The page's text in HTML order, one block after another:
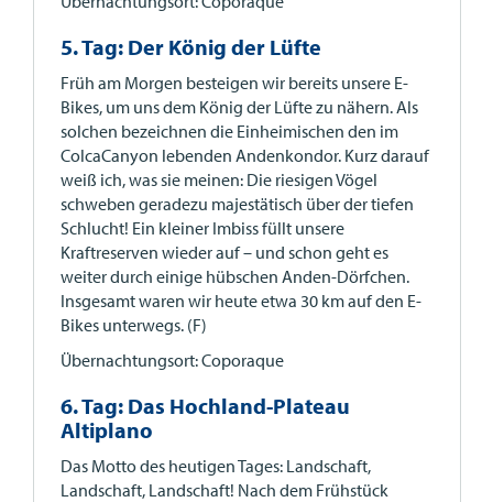
5. Tag: Der König der Lüfte
Früh am Morgen besteigen wir bereits unsere E-
Bikes, um uns dem König der Lüfte zu nähern. Als
solchen bezeichnen die Einheimischen den im
ColcaCanyon lebenden Andenkondor. Kurz darauf
weiß ich, was sie meinen: Die riesigen Vögel
schweben geradezu majestätisch über der tiefen
Schlucht! Ein kleiner Imbiss füllt unsere
Kraftreserven wieder auf – und schon geht es
weiter durch einige hübschen Anden-Dörfchen.
Insgesamt waren wir heute etwa 30 km auf den E-
Bikes unterwegs. (F)
Übernachtungsort: Coporaque
6. Tag: Das Hochland-Plateau
Altiplano
Das Motto des heutigen Tages: Landschaft,
Landschaft, Landschaft! Nach dem Frühstück